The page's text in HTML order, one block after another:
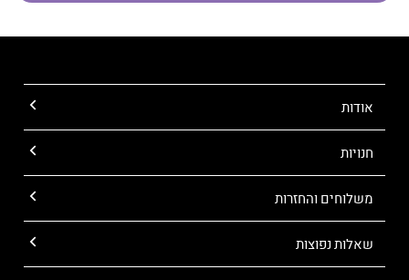
אודות
חנויות
משלוחים והחזרות
שאלות נפוצות